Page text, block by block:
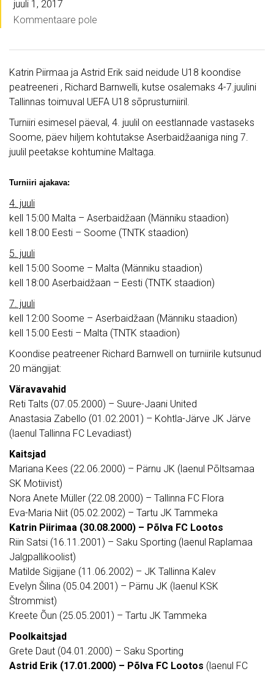
juuli 1, 2017
Kommentaare pole
Katrin Piirmaa ja Astrid Erik said neidude U18 koondise
peatreeneri , Richard Barnwelli, kutse osalemaks 4-7.juulini
Tallinnas toimuval UEFA U18 sõprusturniiril.
Turniiri esimesel päeval, 4. juulil on eestlannade vastaseks
Soome, päev hiljem kohtutakse Aserbaidžaaniga ning 7.
juulil peetakse kohtumine Maltaga.
Turniiri ajakava:
4. juuli
kell 15:00 Malta – Aserbaidžaan (Männiku staadion)
kell 18:00 Eesti – Soome (TNTK staadion)
5. juuli
kell 15:00 Soome – Malta (Männiku staadion)
kell 18:00 Aserbaidžaan – Eesti (TNTK staadion)
7. juuli
kell 12:00 Soome – Aserbaidžaan (Männiku staadion)
kell 15:00 Eesti – Malta (TNTK staadion)
Koondise peatreener Richard Barnwell on turniirile kutsunud
20 mängijat:
Väravavahid
Reti Talts (07.05.2000) – Suure-Jaani United
Anastasia Zabello (01.02.2001) – Kohtla-Järve JK Järve
(laenul Tallinna FC Levadiast)
Kaitsjad
Mariana Kees (22.06.2000) – Pärnu JK (laenul Põltsamaa
SK Motiivist)
Nora Anete Müller (22.08.2000) – Tallinna FC Flora
Eva-Maria Niit (05.02.2002) – Tartu JK Tammeka
Katrin Piirimaa (30.08.2000) – Põlva FC Lootos
Riin Satsi (16.11.2001) – Saku Sporting (laenul Raplamaa
Jalgpallikoolist)
Matilde Sigijane (11.06.2002) – JK Tallinna Kalev
Evelyn Šilina (05.04.2001) – Pärnu JK (laenul KSK
Štrommist)
Kreete Õun (25.05.2001) – Tartu JK Tammeka
Poolkaitsjad
Grete Daut (04.01.2000) – Saku Sporting
Astrid Erik (17.01.2000) – Põlva FC Lootos (laenul FC